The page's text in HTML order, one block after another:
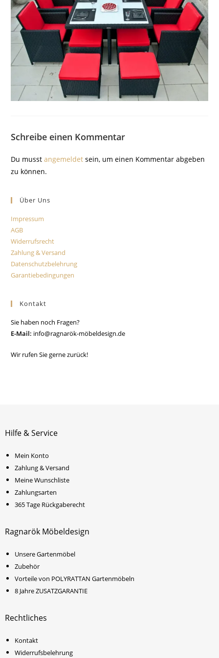
Schreibe einen Kommentar
Du musstangemeldet sein, um einen Kommentar abgeben
zu können.
Über Uns
Impressum
AGB
Widerrufsrecht
Zahlung & Versand
Datenschutzbelehrung
Garantiebedingungen
Kontakt
Sie haben noch Fragen?
E-Mail: info@ragnarök-möbeldesign.de
Wir rufen Sie gerne zurück!
Hilfe & Service
Mein Konto
Zahlung & Versand
Meine Wunschliste
Zahlungsarten
365 Tage Rückgaberecht
Ragnarök Möbeldesign
Unsere Gartenmöbel
Zubehör
Vorteile von POLYRATTAN Gartenmöbeln
8 Jahre ZUSATZGARANTIE
Rechtliches
Kontakt
Widerrufsbelehrung